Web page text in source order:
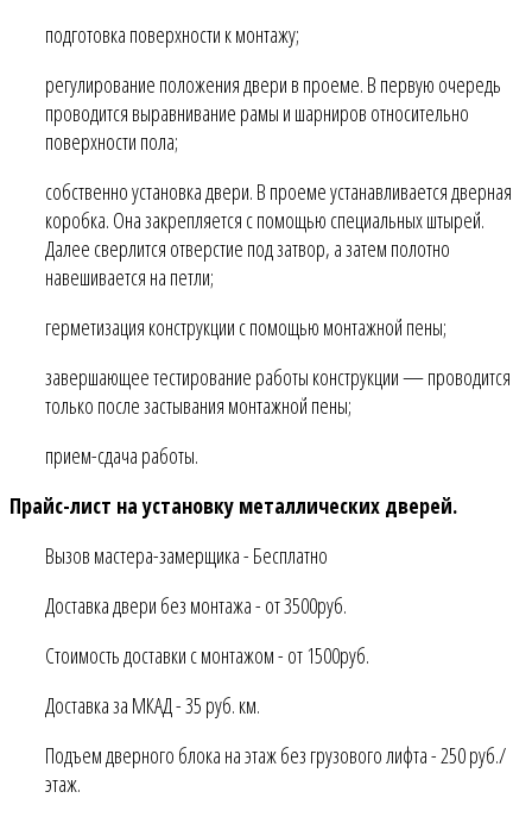
подготовка поверхности к монтажу;
регулирование положения двери в проеме. В первую очередь
проводится выравнивание рамы и шарниров относительно
поверхности пола;
собственно установка двери. В проеме устанавливается дверная
коробка. Она закрепляется с помощью специальных штырей.
Далее сверлится отверстие под затвор, а затем полотно
навешивается на петли;
герметизация конструкции с помощью монтажной пены;
завершающее тестирование работы конструкции — проводится
только после застывания монтажной пены;
прием-сдача работы.
Прайс-лист на установку металлических дверей.
Вызов мастера-замерщика - Бесплатно
Доставка двери без монтажа - от 3500руб.
Стоимость доставки с монтажом - от 1500руб.
Доставка за МКАД - 35 руб. км.
Подъем дверного блока на этаж без грузового лифта - 250 руб./
этаж.